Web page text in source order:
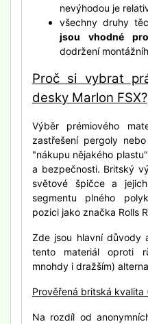
nevýhodou je
všechny druhy
jsou vhodné
dodržení
Proč si vybrat
desky Marlon FSX?
Výběr prémiového
zastřešení pergoly
"nákupu nějakého
a bezpečnosti. Britský
světové špičce a
segmentu plného
pozici jako značka Rolls
Zde jsou hlavní důvody
tento materiál oproti
mnohdy i dražším)
Prověřená britská kvalita
Na rozdíl od